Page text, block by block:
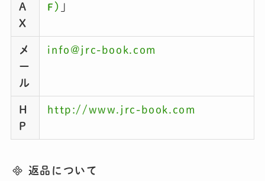
A
X
F ) 」
メ
ー
ル
info@jrc-book.com
H
P
http://www.jrc-book.com
返品について